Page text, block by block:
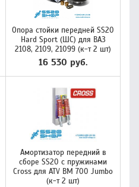
Опора стойки передней SS20
Hard Sport (ШС) для ВАЗ
2108, 2109, 21099 (к-т 2 шт)
16 530 руб.
Амортизатор передний в
сборе SS20 с пружинами
Cross для ATV BM 700 Jumbo
(к-т 2 шт)